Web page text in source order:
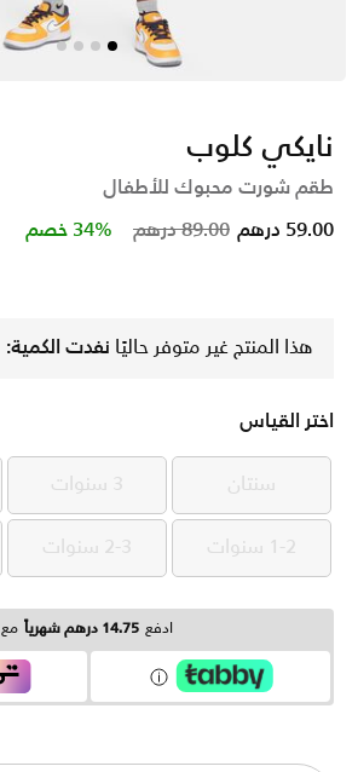
نايكي كلوب
طقم شورت محبوك للأطفال
Price reduced from
89.00 درهم to 59.00 درهم 34% خصم
هذا المنتج غير متوفر حاليًا نفدت الكمية:
اختر القياس
سنتان
سنتان 3 سنوات 3 سنوات
1-2 سنوات
1-2 سنوات 2-3 سنوات 2-3 سنوات
ادفع 14.75 درهم شهرياً مع